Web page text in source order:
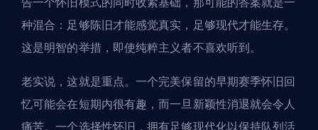
种混合：足够陈旧才能感觉真实，足够现代才能生存。
这是明智的举措，即使纯粹主义者不喜欢听到。
老实说，这就是重点。一个完美保留的早期赛季怀旧回
忆可能会在短期内很有趣，而一旦新颖性消退就会令人
痛苦。一个选择性怀旧，拥有足够现代化以保持队列活